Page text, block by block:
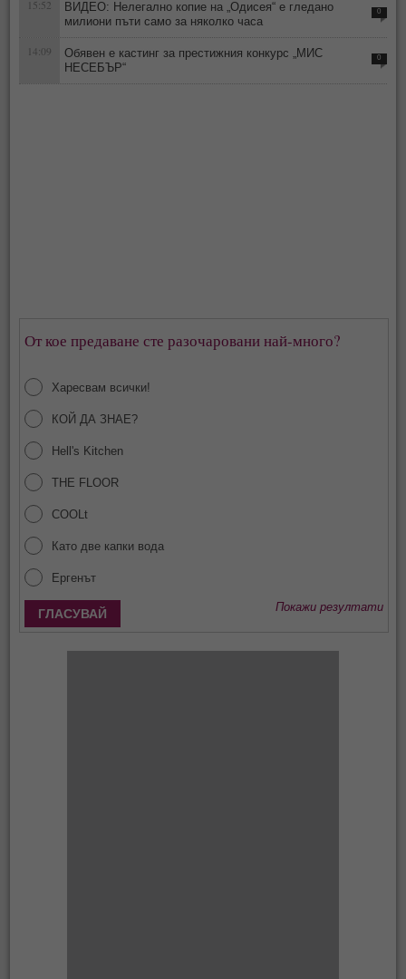
15:52
ВИДЕО: Нелегално копие на „Одисея“ е гледано
милиони пъти само за няколко часа
0
14:09
Обявен е кастинг за престижния конкурс „МИС
НЕСЕБЪР“
0
От кое предаване сте разочаровани най-много?
Харесвам всички!
КОЙ ДА ЗНАЕ?
Hell's Kitchen
THE FLOOR
COOLt
Като две капки вода
Ергенът
Покажи резултати